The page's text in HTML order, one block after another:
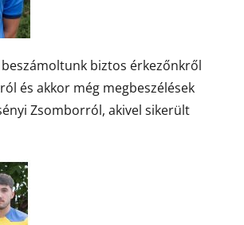
biztos érkezőnkről
és akkor még megbeszélések
Zsomborról, akivel sikerült